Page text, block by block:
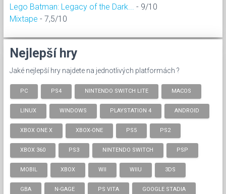
Lego Batman: Legacy of the Dark...
- 9/10
Mixtape - 7,5/10
Nejlepší hry
Jaké nejlepší hry najdete na jednotlivých platformách ?
PC PS4 NINTENDO SWITCH LITE MACOS
LINUX WINDOWS PLAYSTATION 4 ANDROID
XBOX ONE X XBOX-ONE PS5 PS2
XBOX 360 PS3 NINTENDO SWITCH PSP
MOBIL XBOX WII WIIU 3DS
GBA N-GAGE PS VITA GOOGLE STADIA